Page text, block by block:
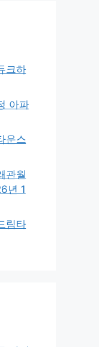
크하
아파
운스
관월
년 1
림타